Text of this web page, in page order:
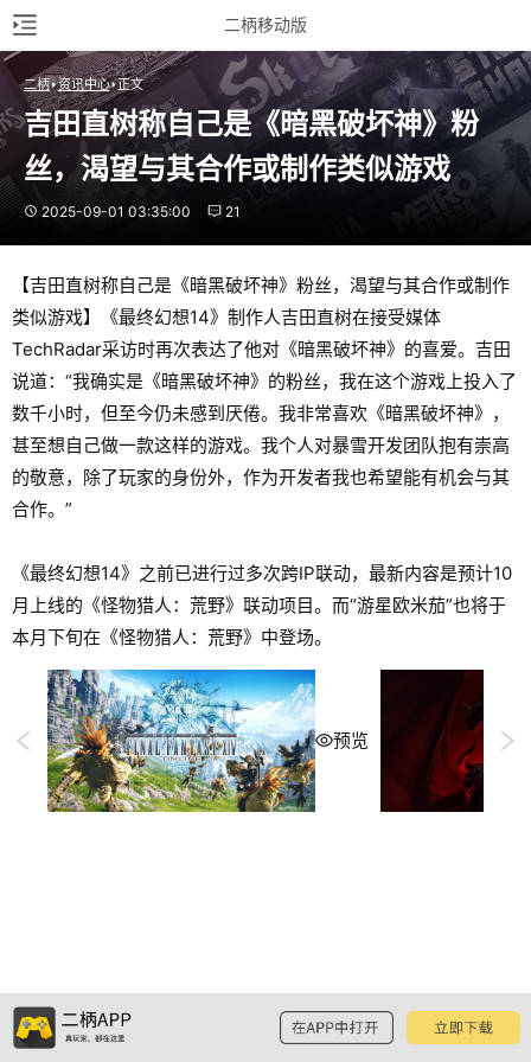
二柄移动版
二柄 资讯中心 正文
吉田直树称自己是《暗黑破坏神》粉
丝，渴望与其合作或制作类似游戏
2025-09-01 03:35:00 21
【吉田直树称自己是《暗黑破坏神》粉丝，渴望与其合作或制作
类似游戏】《最终幻想14》制作人吉田直树在接受媒体
TechRadar采访时再次表达了他对《暗黑破坏神》的喜爱。吉田
说道：“我确实是《暗黑破坏神》的粉丝，我在这个游戏上投入了
数千小时，但至今仍未感到厌倦。我非常喜欢《暗黑破坏神》，
甚至想自己做一款这样的游戏。我个人对暴雪开发团队抱有崇高
的敬意，除了玩家的身份外，作为开发者我也希望能有机会与其
合作。”
《最终幻想14》之前已进行过多次跨IP联动，最新内容是预计10
月上线的《怪物猎人：荒野》联动项目。而“游星欧米茄”也将于
本月下旬在《怪物猎人：荒野》中登场。
预览